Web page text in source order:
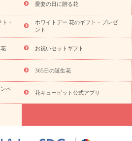
祝い ミディ胡蝶蘭・お供え
観葉植物 産直多肉植物
プリザーブ
え・お悔やみ 花とセットギフト
hanamore -ハナモア-）
花とみどりの
eGfit カラー ピンク
類 バラ ユリ トルコキキョウ
予
お祝い・3000円～ お祝い・
い・7000円～ お祝い・10000円～
え・お悔やみ・3000円～
お供え・お
・お悔やみ・7000円～
お供え・お悔
365日の誕生花カレンダー
開店・開業祝
お祝いを贈るときのマナー・
愛妻の日に贈る花
・
ホワイトデー 花のギフト・プレゼ
ント
お祝いセットギフト
365日の誕生花
ペ
花キューピット公式アプリ